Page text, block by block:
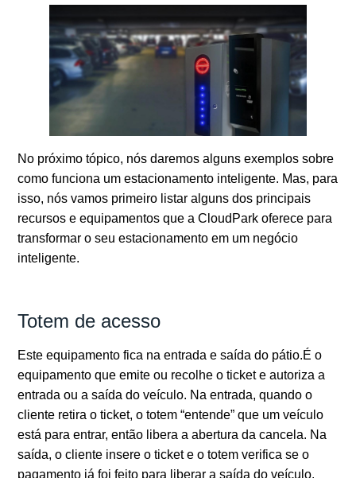
No próximo tópico, nós daremos alguns exemplos sobre
como funciona um estacionamento inteligente. Mas, para
isso, nós vamos primeiro listar alguns dos principais
recursos e equipamentos que a CloudPark oferece para
transformar o seu estacionamento em um negócio
inteligente.
Totem de acesso
Este equipamento fica na entrada e saída do pátio.É o
equipamento que emite ou recolhe o ticket e autoriza a
entrada ou a saída do veículo. Na entrada, quando o
cliente retira o ticket, o totem “entende” que um veículo
está para entrar, então libera a abertura da cancela. Na
saída, o cliente insere o ticket e o totem verifica se o
pagamento já foi feito para liberar a saída do veículo.